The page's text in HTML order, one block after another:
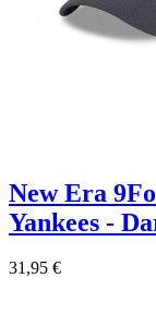
New Era
Yankees -
31,95 €